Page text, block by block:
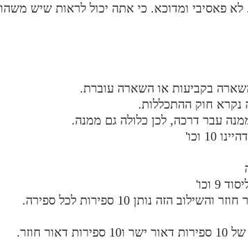
פאסיבי ומדוכא. כי אתה יכול לראות שיש